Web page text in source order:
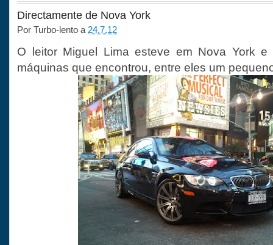
Directamente de Nova York
Por Turbo-lento a 24.7.12
O leitor Miguel Lima esteve em Nova York e
máquinas que encontrou, entre eles um